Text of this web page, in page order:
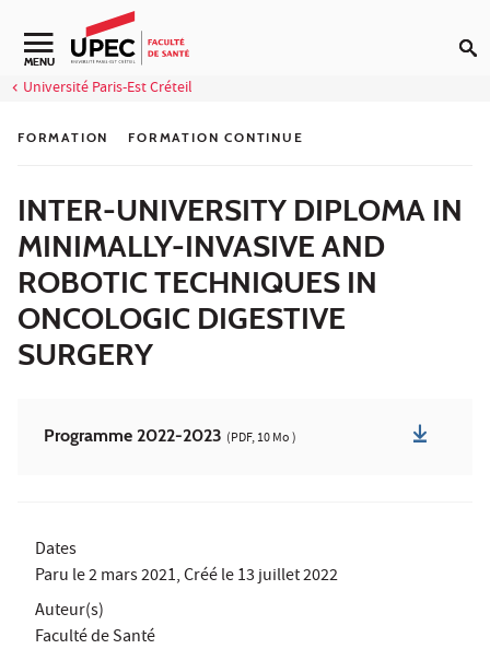
Aller au contenu
Navigation secondaire
MENU
Université Paris-Est Créteil
FORMATION FORMATION CONTINUE
INTER-UNIVERSITY DIPLOMA IN
MINIMALLY-INVASIVE AND
ROBOTIC TECHNIQUES IN
ONCOLOGIC DIGESTIVE
SURGERY
Programme 2022-2023 (PDF, 10 Mo )
Dates
Paru le2 mars 2021, Créé le13 juillet 2022
Auteur(s)
Faculté de Santé